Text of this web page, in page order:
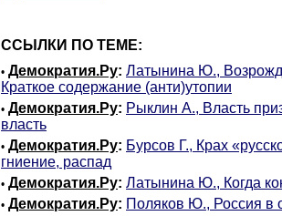
ССЫЛКИ ПО ТЕМЕ:
• Демократия.Ру: Латынина Ю.,
Краткое содержание (анти)утопии
• Демократия.Ру: Рыклин А., Власть
власть
• Демократия.Ру: Бурсов Г., Крах
гниение, распад
• Демократия.Ру: Латынина Ю., Когда
• Демократия.Ру: Поляков Ю., Россия в